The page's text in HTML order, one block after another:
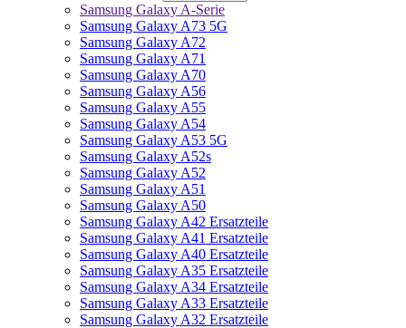
Samsung Galaxy A-Serie
Samsung Galaxy A73 5G
Samsung Galaxy A72
Samsung Galaxy A71
Samsung Galaxy A70
Samsung Galaxy A56
Samsung Galaxy A55
Samsung Galaxy A54
Samsung Galaxy A53 5G
Samsung Galaxy A52s
Samsung Galaxy A52
Samsung Galaxy A51
Samsung Galaxy A50
Samsung Galaxy A42 Ersatzteile
Samsung Galaxy A41 Ersatzteile
Samsung Galaxy A40 Ersatzteile
Samsung Galaxy A35 Ersatzteile
Samsung Galaxy A34 Ersatzteile
Samsung Galaxy A33 Ersatzteile
Samsung Galaxy A32 Ersatzteile